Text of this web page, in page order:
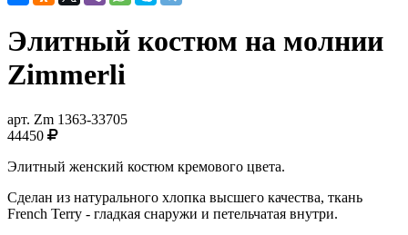
Элитный костюм на молнии
Zimmerli
арт. Zm 1363-33705
44450
Элитный женский костюм кремового цвета.
Сделан из натурального хлопка высшего качества, ткань
French Terry - гладкая снаружи и петельчатая внутри.